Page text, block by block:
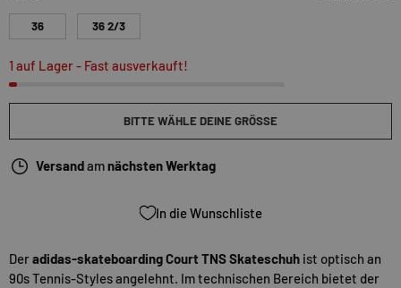
36 36 2/3
1 auf Lager- Fast ausverkauft!
BITTE WÄHLE DEINE GRÖSSE
Versandamnächsten Werktag
In die Wunschliste
Deradidas-skateboarding Court TNS Skateschuh ist optisch an
90s Tennis-Styles angelehnt. Im technischen Bereich bietet der